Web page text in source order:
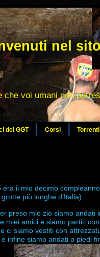
nel
che voi umani non
del GGT Corsi
il mio decimo
più lunghe d’Italia).
preso mio zio siamo andati
miei amici e siamo partiti
ci siamo vestiti con
infine siamo andati a piedi